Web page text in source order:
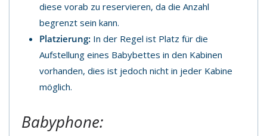
diese vorab zu reservieren, da die Anzahl
begrenzt sein kann.
Platzierung: In der Regel ist Platz für die
Aufstellung eines Babybettes in den Kabinen
vorhanden, dies ist jedoch nicht in jeder Kabine
möglich.
Babyphone: